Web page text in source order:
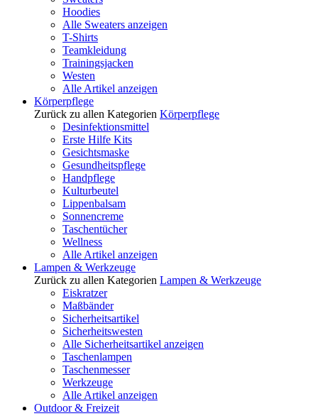
Hoodies
Alle Sweaters anzeigen
T-Shirts
Teamkleidung
Trainingsjacken
Westen
Alle Artikel anzeigen
Körperpflege
Zurück zu allen Kategorien Körperpflege
Desinfektionsmittel
Erste Hilfe Kits
Gesichtsmaske
Gesundheitspflege
Handpflege
Kulturbeutel
Lippenbalsam
Sonnencreme
Taschentücher
Wellness
Alle Artikel anzeigen
Lampen & Werkzeuge
Zurück zu allen Kategorien Lampen & Werkzeuge
Eiskratzer
Maßbänder
Sicherheitsartikel
Sicherheitswesten
Alle Sicherheitsartikel anzeigen
Taschenlampen
Taschenmesser
Werkzeuge
Alle Artikel anzeigen
Outdoor & Freizeit